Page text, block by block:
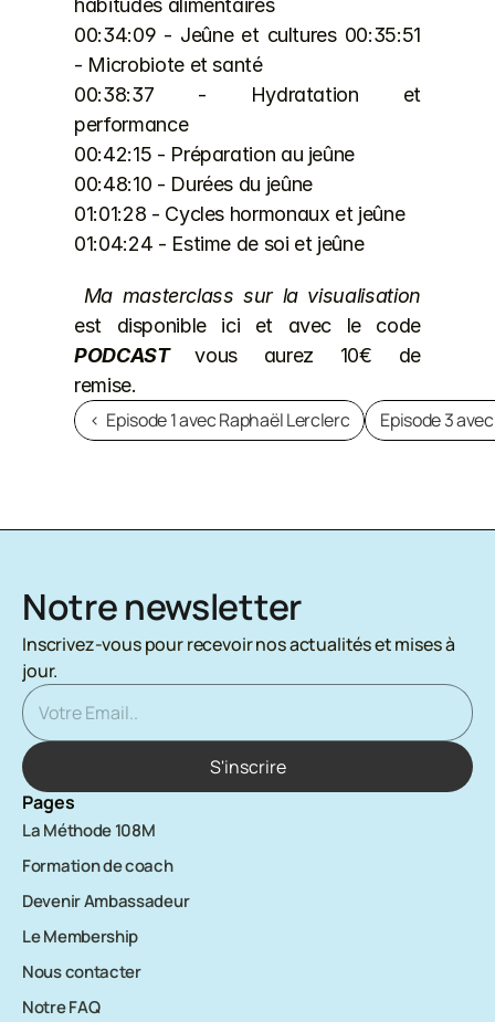
habitudes alimentaires
00:34:09 - Jeûne et cultures 00:35:51
- Microbiote et santé
00:38:37 - Hydratation et
performance
00:42:15 - Préparation au jeûne
00:48:10 - Durées du jeûne
01:01:28 - Cycles hormonaux et jeûne
01:04:24 - Estime de soi et jeûne
est disponible ici
et avec le code
PODCAST vous aurez 10€ de
remise.
‹  Episode 1 avec Raphaël Lerclerc Episode 3
Notre newsletter
Inscrivez-vous pour recevoir nos actualités et mises à
jour.
Pages
La Méthode 108M
Formation de coach
Devenir Ambassadeur
Le Membership
Nous contacter
Notre FAQ